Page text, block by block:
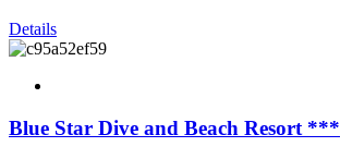
Details
Blue Star Dive and Beach Resort ***